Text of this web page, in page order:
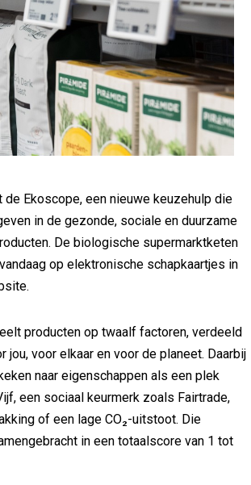
de Ekoscope, een nieuwe keuzehulp die
in de gezonde, sociale en duurzame
De biologische supermarktketen
op elektronische schapkaartjes in
producten op twaalf factoren, verdeeld
jou, voor elkaar en voor de planeet. Daarbij
naar eigenschappen als een plek
een sociaal keurmerk zoals Fairtrade,
of een lage CO₂-uitstoot. Die
in een totaalscore van 1 tot